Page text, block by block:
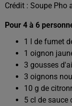
Crédit : Soupe Pho
Pour 4 à 6
1 l de fumet
1 oignon
3 gousses
3 oignons
10 g de
5 cl de sauce